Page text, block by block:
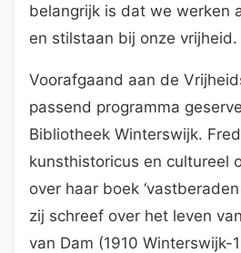
belangrijk is dat we werken
en stilstaan bij onze vrijheid.
Voorafgaand aan de
passend programma
Bibliotheek Winterswijk.
kunsthistoricus en cultureel
over haar boek
zij schreef over het leven
van Dam (1910 Winterswijk-